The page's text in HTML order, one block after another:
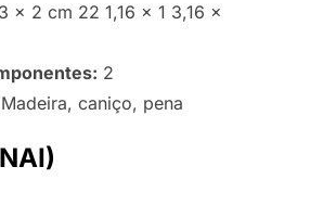
x 2 cm 22 1,16 x 1 3,16 x
2
Madeira, caniço, pena